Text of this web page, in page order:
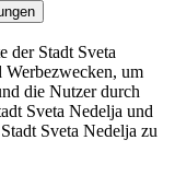
der Stadt Sveta
um
die Nutzer durch
Sveta Nedelja und
Sveta Nedelja zu